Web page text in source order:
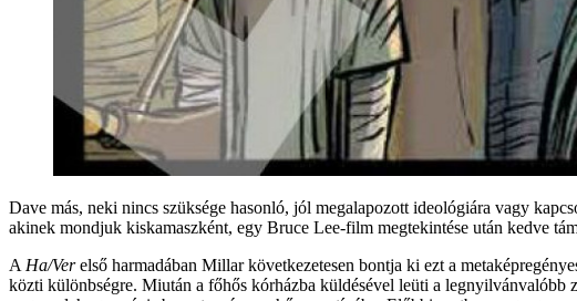
Dave más, neki nincs szüksége hasonló, jól megalapozott ideológiára vagy
akinek mondjuk kiskamaszként, egy Bruce Lee-film megtekintése után kedve
A Ha/Verelső harmadában Millar következetesen bontja ki ezt a
közti különbségre. Miután a főhős kórházba küldésével leüti a